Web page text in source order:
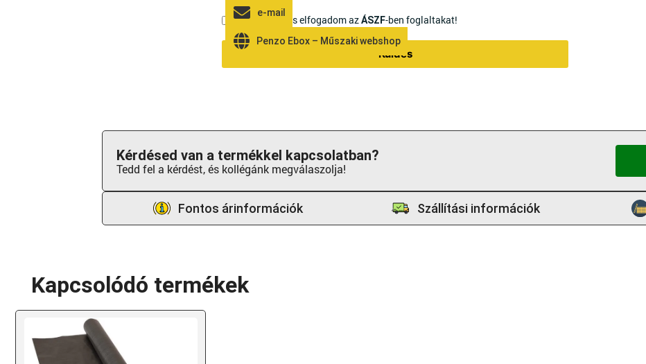
Elolvastam és elfogadom azÁSZF-ben foglaltakat!
Küldés
Kérdésed van a termékkel kapcsolatban?
Tedd fel a kérdést, és kollégánk megválaszolja!
Fontos árinformációk Szállítási információk
Kapcsolódó termékek
e-mail
Penzo Ebox – Műszaki webshop